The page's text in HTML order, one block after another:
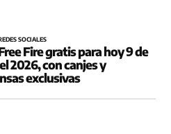
SOCIALES
Fire gratis para hoy 9 de
2026, con canjes y
exclusivas